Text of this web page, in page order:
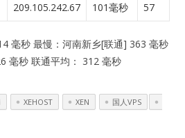
209.105.242.67 101毫秒 57
毫秒 最慢：河南新乡[联通] 363 毫秒
毫秒 联通平均： 312 毫秒
XEHOST XEN
国人VPS